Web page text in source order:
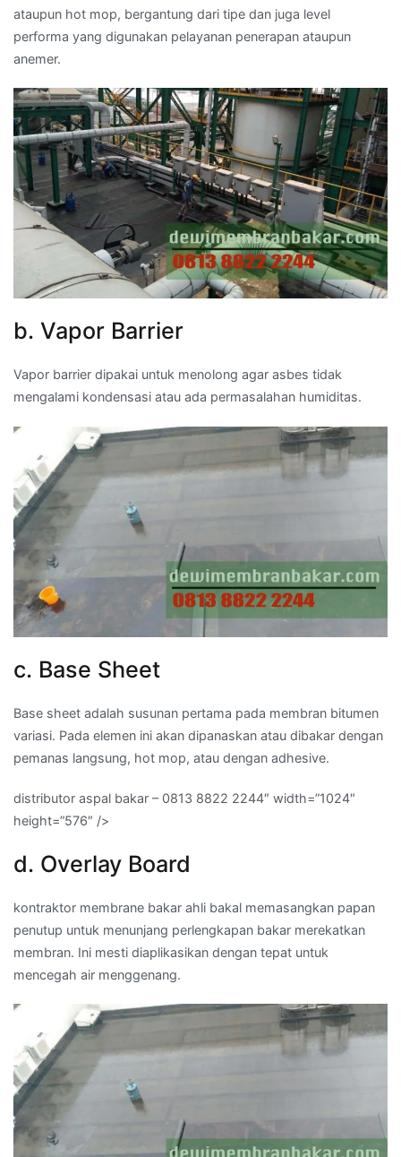
ataupun hot mop, bergantung dari tipe dan juga level
performa yang digunakan pelayanan penerapan ataupun
anemer.
b. Vapor Barrier
Vapor barrier dipakai untuk menolong agar asbes tidak
mengalami kondensasi atau ada permasalahan humiditas.
c. Base Sheet
Base sheet adalah susunan pertama pada membran bitumen
variasi. Pada elemen ini akan dipanaskan atau dibakar dengan
pemanas langsung, hot mop, atau dengan adhesive.
distributor aspal bakar – 0813 8822 2244″ width=”1024″
height=”576″ />
d. Overlay Board
kontraktor membrane bakar ahli bakal memasangkan papan
penutup untuk menunjang perlengkapan bakar merekatkan
membran. Ini mesti diaplikasikan dengan tepat untuk
mencegah air menggenang.